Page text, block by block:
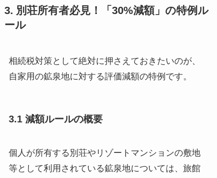
3. 別荘所有者必見！「30%減額」の特例ル
ール
相続税対策として絶対に押さえておきたいのが、
自家用の鉱泉地に対する評価減額の特例です。
3.1 減額ルールの概要
個人が所有する別荘やリゾートマンションの敷地
等として利用されている鉱泉地については、旅館